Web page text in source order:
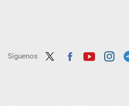
Síguenos